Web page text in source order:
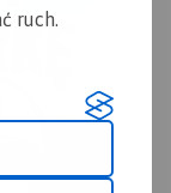
ruch.